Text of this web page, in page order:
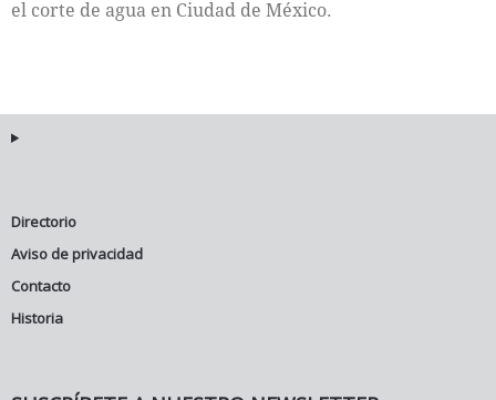
el corte de agua en Ciudad de México.
Directorio
Aviso de privacidad
Contacto
Historia